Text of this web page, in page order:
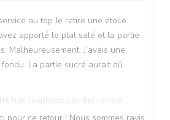
au top Je retire une étoile
apporté le plat salé et la partie
Malheureusement, J’avais une
La partie sucré aurait dû
has responded to the review